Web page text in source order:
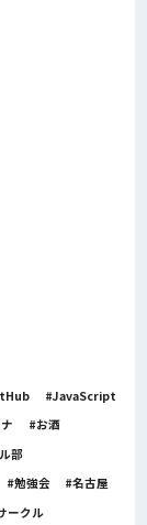
JavaScript
お酒
部
勉強会
名古屋
ークル